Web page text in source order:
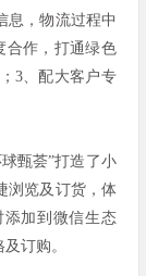
息，物流过程中
合作，打通绿色
3、配大客户专
甄荟”打造了小
浏览及订货，体
添加到微信生态
订购。